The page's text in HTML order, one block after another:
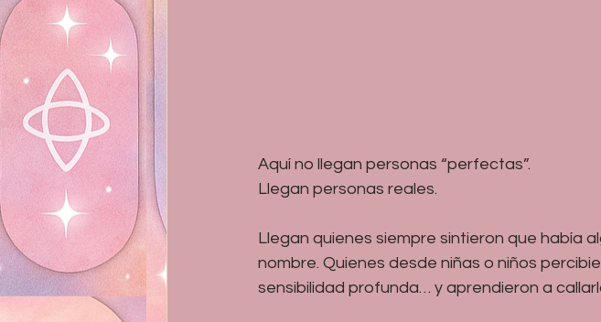
Aquí no llegan personas “perfectas”.
Llegan personas reales.
Llegan quienes siempre sintieron que había
nombre. Quienes desde niñas o niños
sensibilidad profunda… y aprendieron a